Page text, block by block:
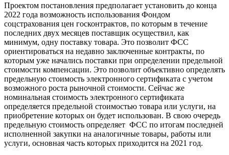
Проектом постановления предполагает установить до конца
2022 года возможность использования Фондом
соцстрахования цен госконтрактов, по которым в течение
последних двух месяцев поставщик осуществил, как
минимум, одну поставку товара. Это позволит ФСС
ориентироваться на недавно заключенные контракты, по
которым уже начались поставки при определении предельной
стоимости компенсации. Это позволит объективно определять
предельную стоимость электронного сертификата с учетом
возможного роста рыночной стоимости. Сейчас же
номинальная стоимость электронного сертификата
определяется предельной стоимостью товара или услуги, на
приобретение которых он будет использован. В свою очередь
предельную стоимость определяет ФСС по итогам последней
исполненной закупки на аналогичные товары, работы или
услуги, основная часть которых приходится на 2021 год.